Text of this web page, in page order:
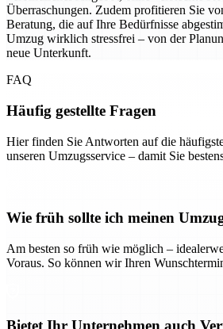
Überraschungen. Zudem profitieren Sie
Beratung, die auf Ihre Bedürfnisse
Umzug wirklich stressfrei – von der
neue Unterkunft.
FAQ
Häufig gestellte Fragen
Hier finden Sie Antworten auf die
unseren Umzugsservice – damit Sie
Wie früh sollte ich meinen
Am besten so früh wie möglich –
Voraus. So können wir Ihren
Bietet Ihr Unternehmen auch